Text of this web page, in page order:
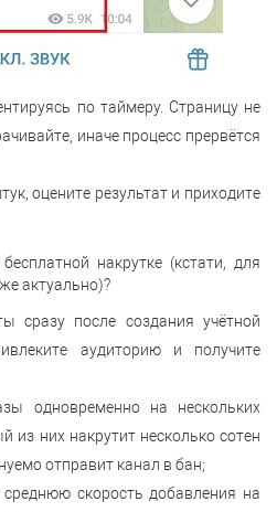
по таймеру. Страницу не
иначе процесс прервётся
оцените результат и приходите
накрутке (кстати, для
актуально)?
сразу после создания учётной
аудиторию и получите
одновременно на нескольких
из них накрутит несколько сотен
отправит канал в бан;
скорость добавления на